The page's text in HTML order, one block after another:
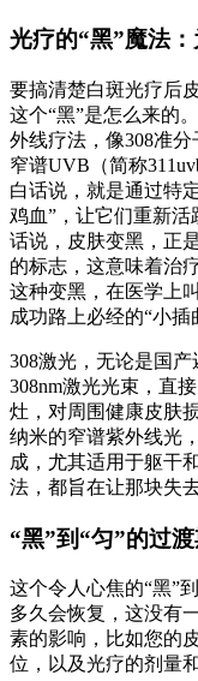
光疗的“黑”魔法
要搞清楚白斑光疗后
这个“黑”是怎么来的
外线疗法，像308准分
窄谱UVB（简称
白话说，就是通过特
鸡血”，让它们重新
话说，皮肤变黑，正
的标志，这意味着治
这种变黑，在医学上
成功路上必经的“小插
308激光，无论是国
308nm激光光束，直
灶，对周围健康皮肤
纳米的窄谱紫外线光
成，尤其适用于躯干
法，都旨在让那块失
“黑”到“匀”的过
这个令人心焦的“黑”
多久会恢复，这没有
素的影响，比如您的
位，以及光疗的剂量